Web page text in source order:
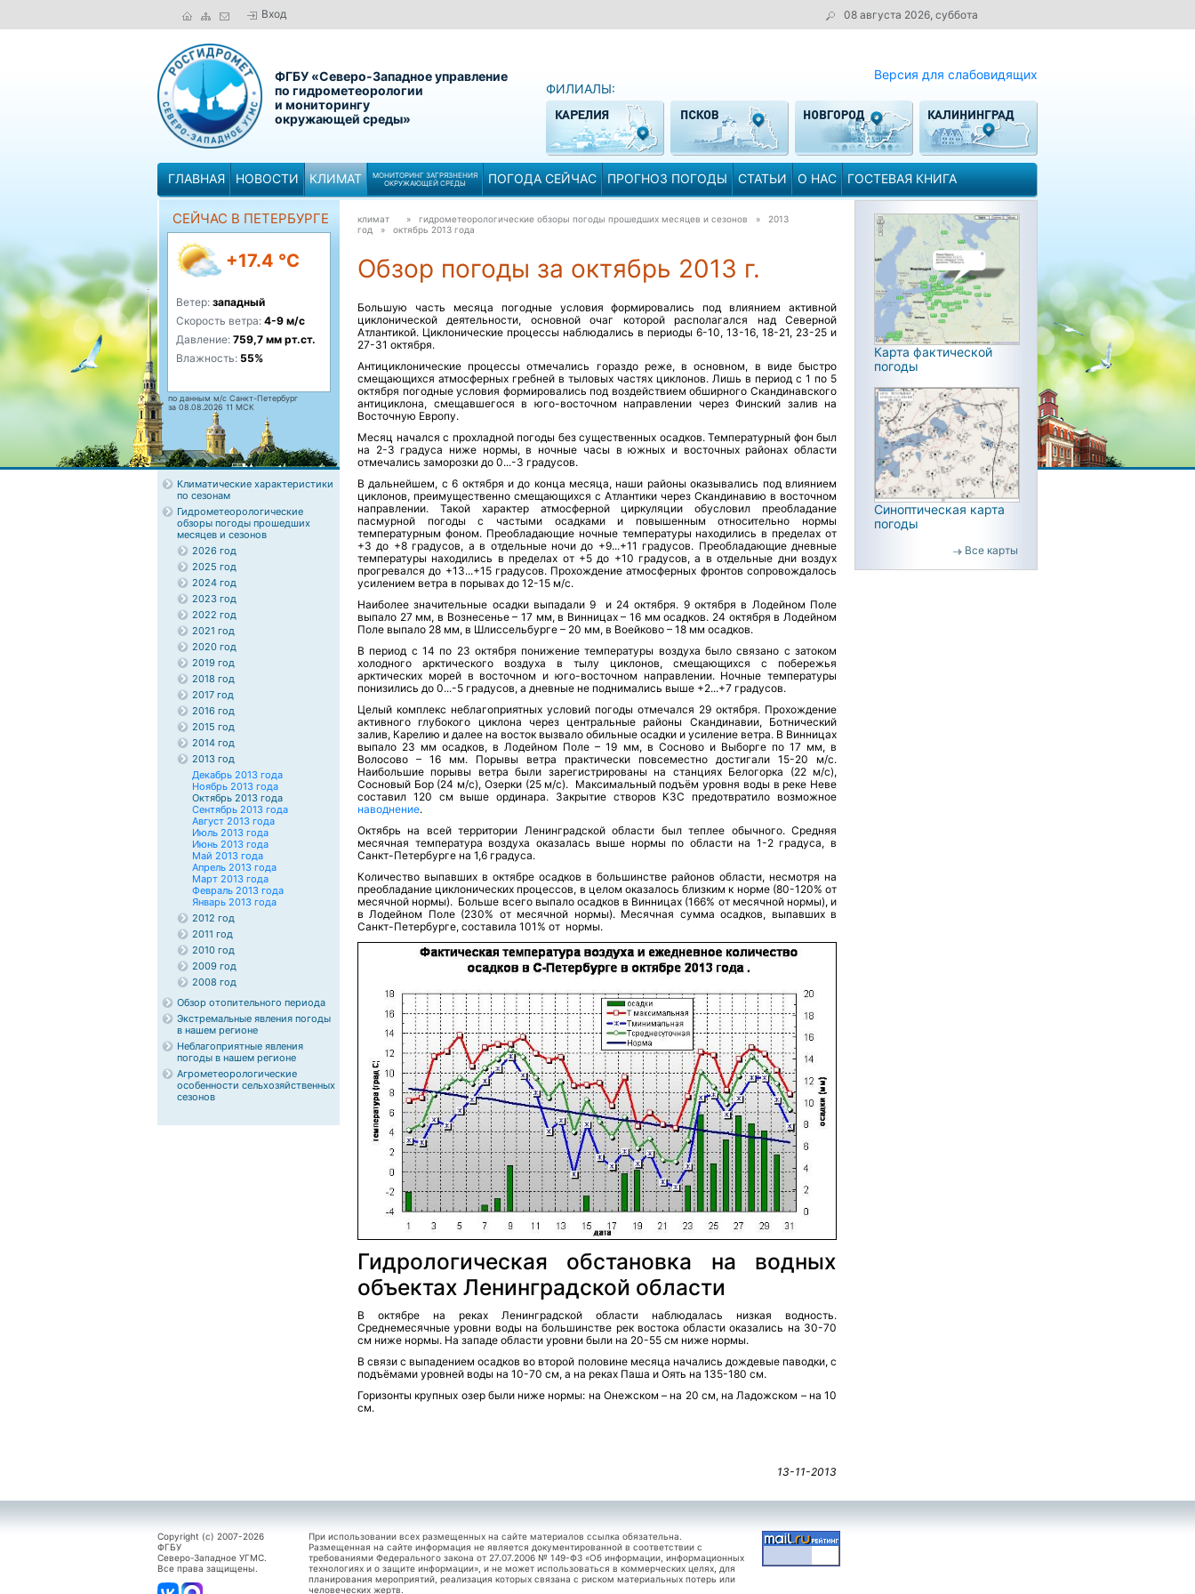
Вход 08 августа 2026, суббота
ФГБУ «Северо-Западное управление
по гидрометеорологии
и мониторингу
окружающей среды»
Версия для слабовидящих
ФИЛИАЛЫ:
ГЛАВНАЯ НОВОСТИ КЛИМАТ
МОНИТОРИНГ ЗАГРЯЗНЕНИЯ
ОКРУЖАЮЩЕЙ СРЕДЫ
ПОГОДА СЕЙЧАС ПРОГНОЗ ПОГОДЫ СТАТЬИ О НАС ГОСТЕВАЯ КНИГА
СЕЙЧАС В ПЕТЕРБУРГЕ
+17.4 °C
Ветер: западный
Скорость ветра: 4-9 м/с
Давление: 759,7 мм рт.ст.
Влажность: 55%
по данным м/с Санкт-Петербург
за 08.08.2026 11 МСК
Климатические характеристики
по сезонам
Гидрометеорологические
обзоры погоды прошедших
месяцев и сезонов
2026 год
2025 год
2024 год
2023 год
2022 год
2021 год
2020 год
2019 год
2018 год
2017 год
2016 год
2015 год
2014 год
2013 год
Декабрь 2013 года
Ноябрь 2013 года
Октябрь 2013 года
Сентябрь 2013 года
Август 2013 года
Июль 2013 года
Июнь 2013 года
Май 2013 года
Апрель 2013 года
Март 2013 года
Февраль 2013 года
Январь 2013 года
2012 год
2011 год
2010 год
2009 год
2008 год
Обзор отопительного периода
Экстремальные явления погоды
в нашем регионе
Неблагоприятные явления
погоды в нашем регионе
Агрометеорологические
особенности сельхозяйственных
сезонов
климат
» гидрометеорологические обзоры погоды прошедших месяцев и сезонов » 2013
год » октябрь 2013 года
Обзор погоды за октябрь 2013 г.
Большую часть месяца погодные условия формировались под влиянием активной
циклонической деятельности, основной очаг которой располагался над Северной
Атлантикой. Циклонические процессы наблюдались в периоды 6-10, 13-16, 18-21, 23-25 и
27-31 октября.
Антициклонические процессы отмечались гораздо реже, в основном, в виде быстро
смещающихся атмосферных гребней в тыловых частях циклонов. Лишь в период с 1 по 5
октября погодные условия формировались под воздействием обширного Скандинавского
антициклона, смещавшегося в юго-восточном направлении через Финский залив на
Восточную Европу.
Месяц начался с прохладной погоды без существенных осадков. Температурный фон был
на 2-3 градуса ниже нормы, в ночные часы в южных и восточных районах области
отмечались заморозки до 0...-3 градусов.
В дальнейшем, с 6 октября и до конца месяца, наши районы оказывались под влиянием
циклонов, преимущественно смещающихся с Атлантики через Скандинавию в восточном
направлении. Такой характер атмосферной циркуляции обусловил преобладание
пасмурной погоды с частыми осадками и повышенным относительно нормы
температурным фоном. Преобладающие ночные температуры находились в пределах от
+3 до +8 градусов, а в отдельные ночи до +9...+11 градусов. Преобладающие дневные
температуры находились в пределах от +5 до +10 градусов, а в отдельные дни воздух
прогревался до +13...+15 градусов. Прохождение атмосферных фронтов сопровождалось
усилением ветра в порывах до 12-15 м/с.
Наиболее значительные осадки выпадали 9 и 24 октября. 9 октября в Лодейном Поле
выпало 27 мм, в Вознесенье – 17 мм, в Винницах – 16 мм осадков. 24 октября в Лодейном
Поле выпало 28 мм, в Шлиссельбурге – 20 мм, в Воейково – 18 мм осадков.
В период с 14 по 23 октября понижение температуры воздуха было связано с затоком
холодного арктического воздуха в тылу циклонов, смещающихся с побережья
арктических морей в восточном и юго-восточном направлении. Ночные температуры
понизились до 0...-5 градусов, а дневные не поднимались выше +2...+7 градусов.
Целый комплекс неблагоприятных условий погоды отмечался 29 октября. Прохождение
активного глубокого циклона через центральные районы Скандинавии, Ботнический
залив, Карелию и далее на восток вызвало обильные осадки и усиление ветра. В Винницах
выпало 23 мм осадков, в Лодейном Поле – 19 мм, в Сосново и Выборге по 17 мм, в
Волосово – 16 мм. Порывы ветра практически повсеместно достигали 15-20 м/с.
Наибольшие порывы ветра были зарегистрированы на станциях Белогорка (22 м/с),
Сосновый Бор (24 м/с), Озерки (25 м/с). Максимальный подъём уровня воды в реке Неве
составил 120 см выше ординара. Закрытие створов КЗС предотвратило возможное
наводнение.
Октябрь на всей территории Ленинградской области был теплее обычного. Средняя
месячная температура воздуха оказалась выше нормы по области на 1-2 градуса, в
Санкт-Петербурге на 1,6 градуса.
Количество выпавших в октябре осадков в большинстве районов области, несмотря на
преобладание циклонических процессов, в целом оказалось близким к норме (80-120% от
месячной нормы). Больше всего выпало осадков в Винницах (166% от месячной нормы), и
в Лодейном Поле (230% от месячной нормы). Месячная сумма осадков, выпавших в
Санкт-Петербурге, составила 101% от нормы.
Гидрологическая обстановка на водных
объектах Ленинградской области
В октябре на реках Ленинградской области наблюдалась низкая водность.
Среднемесячные уровни воды на большинстве рек востока области оказались на 30-70
см ниже нормы. На западе области уровни были на 20-55 см ниже нормы.
В связи с выпадением осадков во второй половине месяца начались дождевые паводки, с
подъёмами уровней воды на 10-70 см, а на реках Паша и Оять на 135-180 см.
Горизонты крупных озер были ниже нормы: на Онежском – на 20 см, на Ладожском – на 10
см.
13-11-2013
Карта фактической
погоды
Синоптическая карта
погоды
Все карты
Copyright (c) 2007-2026
ФГБУ
Северо-Западное УГМС.
Все права защищены.
При использовании всех размещенных на сайте материалов ссылка обязательна.
Размещенная на сайте информация не является документированной в соответствии с
требованиями Федерального закона от 27.07.2006 № 149-ФЗ «Об информации, информационных
технологиях и о защите информации», и не может использоваться в коммерческих целях, для
планирования мероприятий, реализация которых связана с риском материальных потерь или
человеческих жертв.